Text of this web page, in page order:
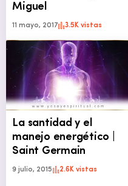
Miguel
11 mayo, 2017 3.5K vistas
La santidad y el
manejo energético |
Saint Germain
9 julio, 2015 2.6K vistas